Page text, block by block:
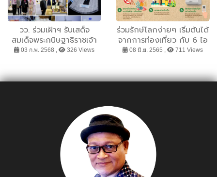
วว. ร่วมเฝ้าฯ รับเสด็จ
สมเด็จพระกนิษฐาธิราชเจ้า
กรมสมเด็จพระเทพรัตนราชสุ
โชว์ผลงานนวัตกรรมขับ
03 ก.พ. 2568 , 326 Views
ร่วมรักษ์โลกง่ายๆ เริ่มต้นได้
จากการท่องเที่ยว กับ 6 ไอ
เดียจากแนวคิด “เล็กน้อย
08 มิ.ย. 2565 , 711 Views